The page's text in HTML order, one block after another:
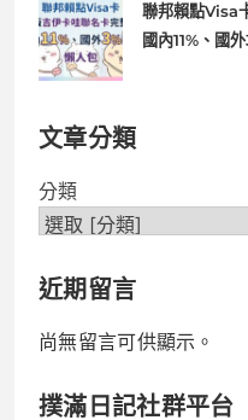
聯邦賴點Visa
國內11%、國
文章分類
分類
近期留言
尚無留言可供顯示。
撲滿日記社群平台